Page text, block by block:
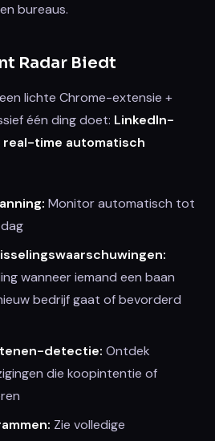
bureaus.
Radar Biedt
lichte Chrome-extensie +
één ding doet: LinkedIn-
time automatisch
Monitor automatisch tot
wanneer iemand een baan
bedrijf gaat of bevorderd
detectie: Ontdek
die koopintentie of
Zie volledige